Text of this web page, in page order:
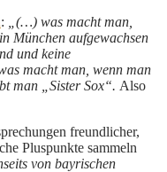
:
„(…) was macht man,
München aufgewachsen
und keine
macht man, wenn man
man „Sister Sox“. Also
freundlicher,
Pluspunkte sammeln
von bayrischen